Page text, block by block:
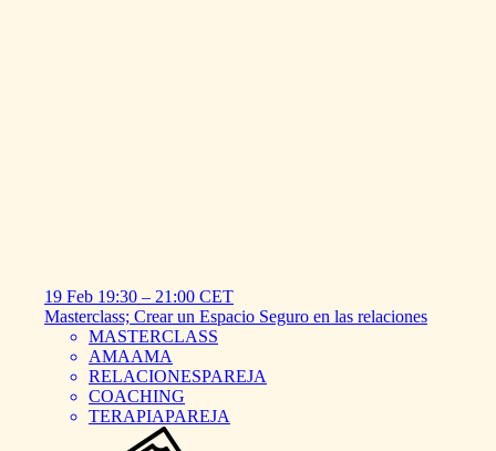
19 Feb 19:30 – 21:00 CET
Masterclass; Crear un Espacio Seguro en las relaciones
MASTERCLASS
AMAAMA
RELACIONESPAREJA
COACHING
TERAPIAPAREJA